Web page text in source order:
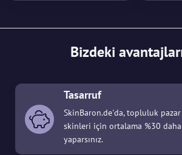
Bizdeki
Tasarruf
SkinBaron.de'da, topluluk
skinleri için ortalama %30
yaparsınız.